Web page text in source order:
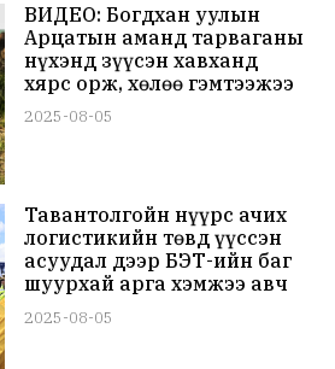
ВИДЕО: Богдхан уулын
Арцатын аманд тарваганы
нүхэнд зүүсэн хавханд
хярс орж, хөлөө гэмтээжээ
2025-08-05
Тавантолгойн нүүрс ачих
логистикийн төвд үүссэн
асуудал дээр БЭТ-ийн баг
шуурхай арга хэмжээ авч
эхэлжээ
2025-08-05